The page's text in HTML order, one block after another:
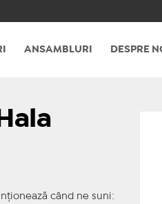
ANSAMBLURI DESPRE
când ne suni: